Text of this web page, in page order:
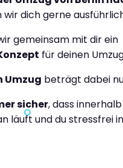
dich gerne
gemeinsam mit dir ein
für deinen
Umzug beträgt dabei
sicher, dass
läuft und du stressfrei